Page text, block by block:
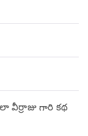
వీర్రాజు గారి కథ